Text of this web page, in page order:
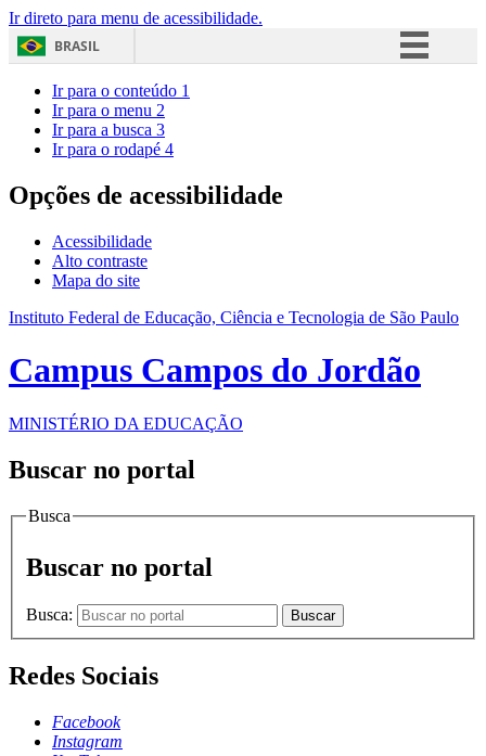
Ir direto para menu de acessibilidade.
BRASIL
Acesso à informação
Ir para o conteúdo 1
Ir para o menu 2
Ir para a busca 3
Ir para o rodapé 4
Opções de acessibilidade
Acessibilidade
Alto contraste
Mapa do site
Instituto Federal de Educação, Ciência e Tecnologia de São Paulo
Campus Campos do Jordão
MINISTÉRIO DA EDUCAÇÃO
Buscar no portal
Busca
Buscar no portal
Busca: Buscar
Redes Sociais
Facebook
Instagram